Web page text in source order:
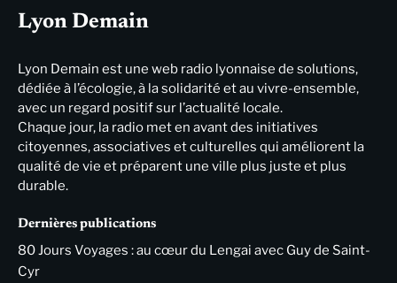
Lyon Demain
Lyon Demain est une web radio lyonnaise de solutions,
dédiée à l’écologie, à la solidarité et au vivre-ensemble,
avec un regard positif sur l’actualité locale.
Chaque jour, la radio met en avant des initiatives
citoyennes, associatives et culturelles qui améliorent la
qualité de vie et préparent une ville plus juste et plus
durable.
Dernières publications
80 Jours Voyages : au cœur du Lengai avec Guy de Saint-
Cyr